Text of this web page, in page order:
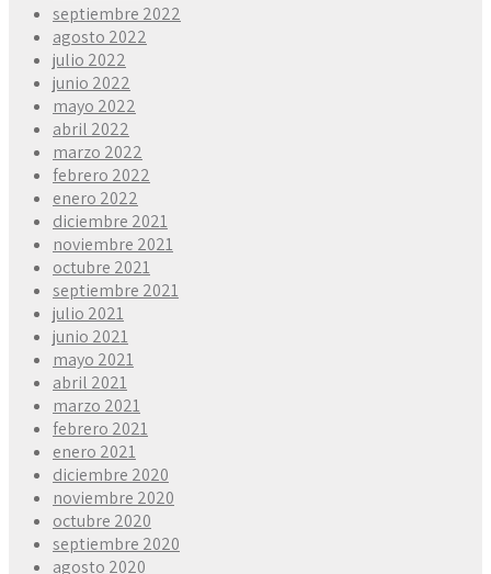
septiembre 2022
agosto 2022
julio 2022
junio 2022
mayo 2022
abril 2022
marzo 2022
febrero 2022
enero 2022
diciembre 2021
noviembre 2021
octubre 2021
septiembre 2021
julio 2021
junio 2021
mayo 2021
abril 2021
marzo 2021
febrero 2021
enero 2021
diciembre 2020
noviembre 2020
octubre 2020
septiembre 2020
agosto 2020